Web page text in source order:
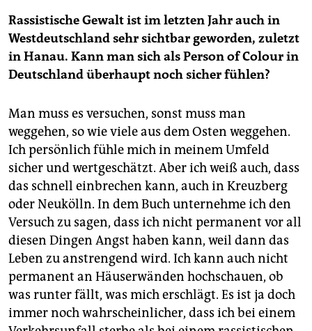
Rassistische Gewalt ist im letzten Jahr auch in
Westdeutschland sehr sichtbar geworden, zuletzt
in Hanau. Kann man sich als Person of Colour in
Deutschland überhaupt noch sicher fühlen?
Man muss es versuchen, sonst muss man
weggehen, so wie viele aus dem Osten weggehen.
Ich persönlich fühle mich in meinem Umfeld
sicher und wertgeschätzt. Aber ich weiß auch, dass
das schnell einbrechen kann, auch in Kreuzberg
oder Neukölln. In dem Buch unternehme ich den
Versuch zu sagen, dass ich nicht permanent vor all
diesen Dingen Angst haben kann, weil dann das
Leben zu anstrengend wird. Ich kann auch nicht
permanent an Häuserwänden hochschauen, ob
was runter fällt, was mich erschlägt. Es ist ja doch
immer noch wahrscheinlicher, dass ich bei einem